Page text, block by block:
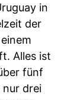
in
der
Alles ist
fünf
nur drei